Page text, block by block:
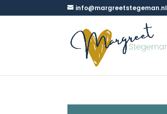
info@margreetstegeman.nl